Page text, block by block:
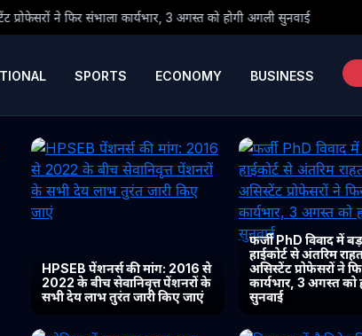
3 अगस्त को होगी अगली सुनवाई ● ओडिशा में बाढ़ का कहर:
SPORTS ECONOMY BUSINESS
HPSEB पेंशनर्स की मांग: 2016 से
2022 के बीच सेवानिवृत्त पेंशनरों के
सभी देय लाभ तुरंत जारी किए जाएं
फर्जी PhD विवाद में
हाईकोर्ट से अंतरिम
असिस्टेंट प्रोफेसरों ने
कार्यभार, 3 अगस्त को
सुनवाई